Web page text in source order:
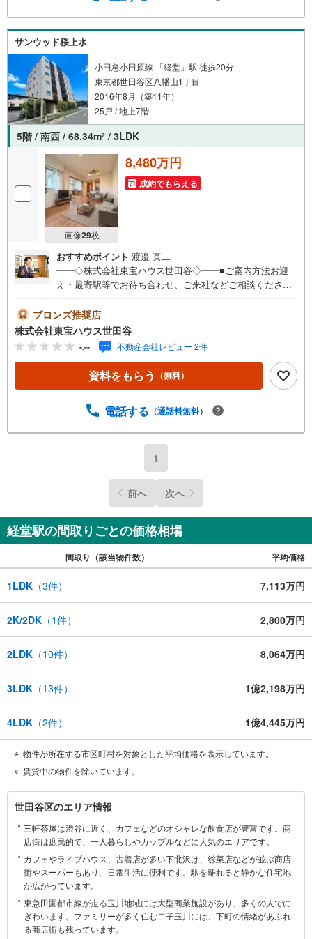
い！現地を見学される場合は「室内・現地を見学する（無
料）」ボタンよりご希望の日時をご記入いただけますとス
ムーズにご案内が可能です。【ウィル不動産販売はここが
強み】（1）住宅ローンに精通しており、社内にローン専門
部署があります！（2）施工実績多数のリフォーム部門も社
内にあります！（3）定休日なし！
サンウッド桜上水
小田急小田原線 「経堂」駅 徒歩20分
東京都世田谷区八幡山1丁目
2016年8月（築11年）
25戸 / 地上7階
5階 / 南西 / 68.34m2 / 3LDK
画像29枚
8,480万円
成約でもらえる
おすすめポイント 渡邉 真二
━━◇株式会社東宝ハウス世田谷◇━━■ご案内方法お迎
え・最寄駅等でお待ち合わせ、ご来社などご相談くださ
をいたします。■ご予約方法直接お電話ください。メールで
のご予約も承ります。突然のご来店でも対応可能です。事
前に鍵の手配が必要な場合がございます。お早目にご連絡
をいただけると、大変スムーズです。■その他、各種ご相談
もお気軽にどうぞ！◎ファイナンシャルプランナーによる
ライフシミュレーション・生活収支のキャッシュフローを
た資金計画のご提案・効果的な生命保険の見直し ◎住宅ロ
するのが効果的？・どこの銀行で借りるとお得なの？・適
ちゃ、絵本、ぬりえなど充実させております。資料請求は
【下部オレンジ色資料請求ボタン】よりお問い合わせくだ
ブロンズ推奨店
株式会社東宝ハウス世田谷
-.-- 不動産会社レビュー 2件
資料をもらう （無料）
電話する （通話料無料）
1
前へ 次へ
経堂駅の間取りごとの価格相場
間取り（該当物件数） 平均価格
1LDK （3件） 7,113万円
2K/2DK （1件） 2,800万円
2LDK （10件） 8,064万円
3LDK （13件） 1億2,198万円
4LDK （2件） 1億4,445万円
物件が所在する市区町村を対象とした平均価格を表示しています。
賃貸中の物件を除いています。
世
田
谷
区
に
関
す
る
世田谷区のエリア情報
三軒茶屋は渋谷に近く、カフェなどのオシャレな飲食店が豊富です。商
店街は庶民的で、一人暮らしやカップルなどに人気のエリアです。
カフェやライブハウス、古着店が多い下北沢は、総菜店などが並ぶ商店
街やスーパーもあり、日常生活に便利です。駅を離れると静かな住宅地
が広がっています。
東急田園都市線が走る玉川地域には大型商業施設があり、多くの人でに
ぎわいます。ファミリーが多く住む二子玉川には、下町の情緒があふれ
る商店街も残っています。